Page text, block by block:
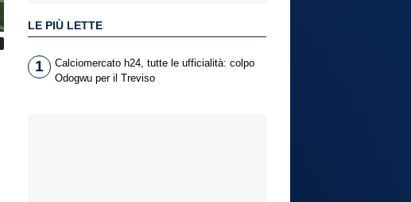
LE PIÙ LETTE
1
Calciomercato h24, tutte le ufficialità: colpo
Odogwu per il Treviso